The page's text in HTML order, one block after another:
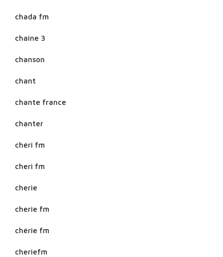
chada fm
chaine 3
chanson
chant
chante france
chanter
chéri fm
cheri fm
cherie
cherie fm
chérie fm
cheriefm